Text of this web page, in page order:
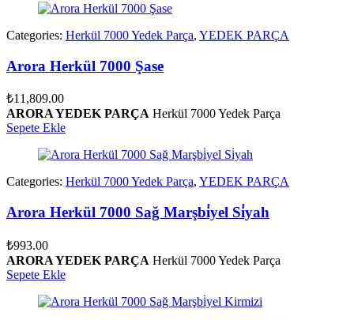
Categories: Herkül 7000 Yedek Parça, YEDEK PARÇA
Arora Herkül 7000 Şase
₺11,809.00
ARORA YEDEK PARÇA Herkül 7000 Yedek Parça
Sepete Ekle
Categories: Herkül 7000 Yedek Parça, YEDEK PARÇA
Arora Herkül 7000 Sağ Marşbi̇yel Si̇yah
₺993.00
ARORA YEDEK PARÇA Herkül 7000 Yedek Parça
Sepete Ekle